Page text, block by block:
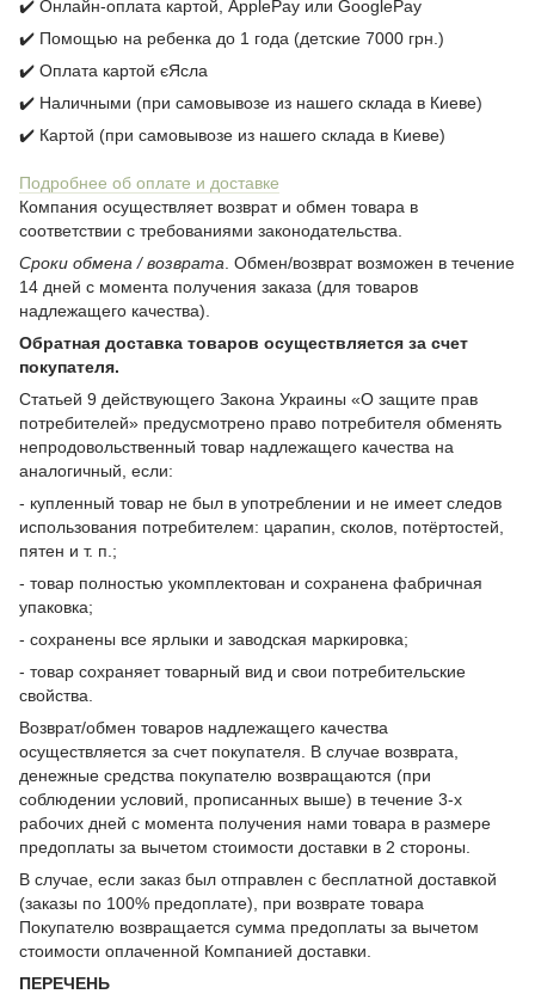
✔️ Онлайн-оплата картой, ApplePay или GooglePay
✔️ Помощью на ребенка до 1 года (детские 7000 грн.)
✔️ Оплата картой єЯсла
✔️ Наличными (при самовывозе из нашего склада в Киеве)
✔️ Картой (при самовывозе из нашего склада в Киеве)
Подробнее об оплате и доставке
Компания осуществляет возврат и обмен товара в
соответствии с требованиями законодательства.
Сроки обмена / возврата . Обмен/возврат возможен в течение
14 дней с момента получения заказа (для товаров
надлежащего качества).
Обратная доставка товаров осуществляется за счет
покупателя.
Статьей 9 действующего Закона Украины «О защите прав
потребителей» предусмотрено право потребителя обменять
непродовольственный товар надлежащего качества на
аналогичный, если:
- купленный товар не был в употреблении и не имеет следов
использования потребителем: царапин, сколов, потёртостей,
пятен и т. п.;
- товар полностью укомплектован и сохранена фабричная
упаковка;
- сохранены все ярлыки и заводская маркировка;
- товар сохраняет товарный вид и свои потребительские
свойства.
Возврат/обмен товаров надлежащего качества
осуществляется за счет покупателя. В случае возврата,
денежные средства покупателю возвращаются (при
соблюдении условий, прописанных выше) в течение 3-х
рабочих дней с момента получения нами товара в размере
предоплаты за вычетом стоимости доставки в 2 стороны.
В случае, если заказ был отправлен с бесплатной доставкой
(заказы по 100% предоплате), при возврате товара
Покупателю возвращается сумма предоплаты за вычетом
стоимости оплаченной Компанией доставки.
ПЕРЕЧЕНЬ